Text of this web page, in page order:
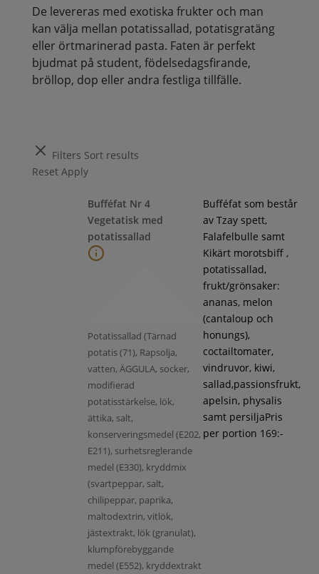
De levereras med exotiska frukter och man
kan välja mellan potatissallad, potatisgratäng
eller örtmarinerad pasta. Faten är perfekt
bjudmat på student, födelsedagsfirande,
bröllop, dop eller andra festliga tillfälle.
Filters Sort results
Reset Apply
Bufféfat Nr 4
Vegetatisk med
potatissallad
Potatissallad (Tärnad
potatis (71), Rapsolja,
vatten, ÄGGULA, socker,
modifierad
potatisstärkelse, lök,
ättika, salt,
konserveringsmedel (E202,
E211), surhetsreglerande
medel (E330), kryddmix
(svartpeppar, salt,
chilipeppar, paprika,
maltodextrin, vitlök,
jästextrakt, lök (granulat),
klumpförebyggande
medel (E552), kryddextrakt
Bufféfat som består
av Tzay spett,
Falafelbulle samt
Kikärt morotsbiff ,
potatissallad,
frukt/grönsaker:
ananas, melon
(cantaloup och
honungs),
coctailtomater,
vindruvor, kiwi,
sallad,passionsfrukt,
apelsin, physalis
samt persiljaPris
per portion 169:-